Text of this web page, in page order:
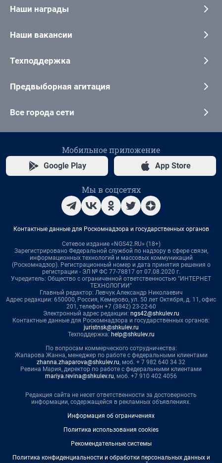
Наши награды
Наши вакансии
Техподдержка
Предвыборная агитация
Все города сети
Мобильное приложение
Google Play App Store
Мы в соцсетях
Контактные данные для Роскомнадзора и государственных органов
Сетевое издание «NGS42.RU» (18+)
Зарегистрировано Федеральной службой по надзору в сфере связи,
информационных технологий и массовых коммуникаций
(Роскомнадзор). Регистрационный номер и дата принятия решения о
регистрации - ЭЛ № ФС 77-78817 от 07.08.2020 г.
Учредитель: Общество с ограниченной ответственностью "ИНТЕРНЕТ
ТЕХНОЛОГИИ"
Главный редактор: Левчук Александр Николаевич
Адрес редакции: 650000, Россия, Кемерово, ул. 50 лет Октября, д. 11, офис
201, телефон +7 (3842) 23-22-60
Электронный адрес редакции: ngs42@shkulev.ru
Контактные данные для Роскомнадзора и государственных органов:
juristnsk@shkulev.ru
Техподдержка: help@shkulev.ru
По вопросам коммерческого сотрудничества:
Жапарова Жанна, менеджер по работе с федеральными клиентами
zhanna.zhaparova@shkulev.ru, моб. + 7 982 640 34 32
Ревина Мария, директор по работе с федеральными клиентами
mariya.revina@shkulev.ru, моб. +7 910 402 4056
Редакция сайта не несет ответственности за достоверность
информации, содержащейся в рекламных объявлениях.
Информация об ограничениях
Политика использования cookies
Рекомендательные системы
Политика конфиденциальности и обработки персональных данных и